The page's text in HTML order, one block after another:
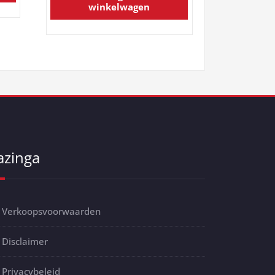
winkelwagen
Verkoopsvoorwaarden
Disclaimer
Privacybeleid